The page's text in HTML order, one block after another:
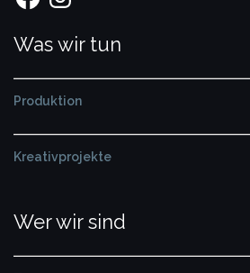
Was wir tun
Produktion
Kreativprojekte
Wer wir sind